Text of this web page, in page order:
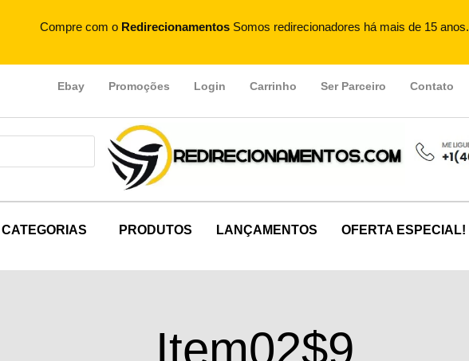
Compre com o Redirecionamentos Somos redirecionadores há mais de 15 anos.
Ebay Promoções Login Carrinho Ser Parceiro Contato
CATEGORIAS PRODUTOS LANÇAMENTOS OFERTA ESPECIAL!
Item02$9